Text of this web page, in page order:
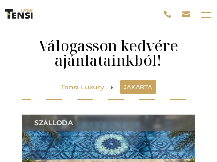
Válogasson kedvére
ajánlatainkból!
Tensi Luxury E JAKARTA
SZÁLLODA